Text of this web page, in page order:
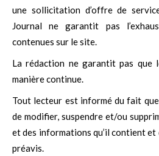
une sollicitation d’offre de
Journal ne garantit pas
contenues sur le site.
La rédaction ne garantit pas que
manière continue.
Tout lecteur est informé du fait que
de modifier, suspendre et/ou
et des informations qu’il contient et
préavis.